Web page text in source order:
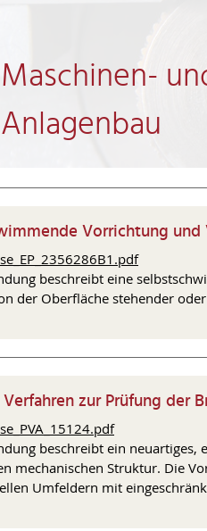
Maschinen-
Anlagenbau
Vorrichtung und
beschreibt eine
der Oberfläche stehender
zur Prüfung der
beschreibt ein
mechanischen Struktur. Die
Umfeldern mit